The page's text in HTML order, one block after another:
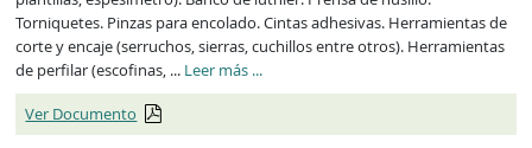
Torniquetes. Pinzas para encolado. Cintas adhesivas. Herramientas de
corte y encaje (serruchos, sierras, cuchillos entre otros). Herramientas
de perfilar (escofinas, ... Leer más ECP1859_3
...
Ver Documento